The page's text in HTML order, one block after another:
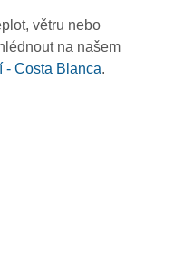
větru nebo
na našem
- Costa Blanca.